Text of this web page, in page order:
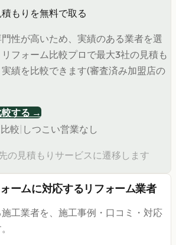
もりを無料で取る
性が高いため、実績のある業者を選
フォーム比較プロで最大3社の見積も
績を比較できます(審査済み加盟店の
較する →
較 しつこい営業なし
の見積もりサービスに遷移します
ームに対応するリフォーム業者
工業者を、施工事例・口コミ・対応